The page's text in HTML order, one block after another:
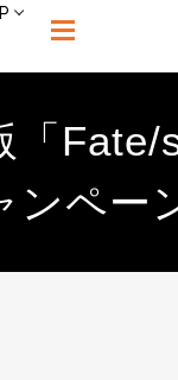
「Fate/
ンペー